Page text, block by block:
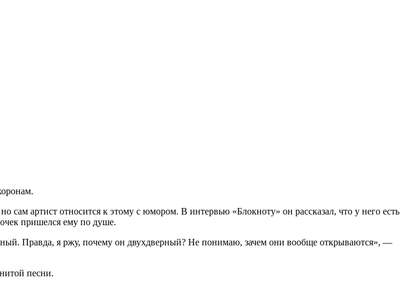
артист относится к этому с юмором. В интервью «Блокноту» он рассказал, что у него есть
пришелся ему по душе.
Правда, я ржу, почему он двухдверный? Не понимаю, зачем они вообще открываются», —
песни.